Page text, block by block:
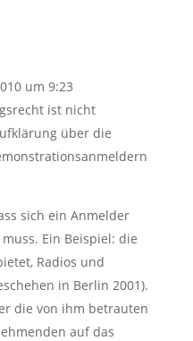
um 9:23
ist nicht
über die
sich ein Anmelder
Ein Beispiel: die
Radios und
in Berlin 2001).
die von ihm betrauten
auf das